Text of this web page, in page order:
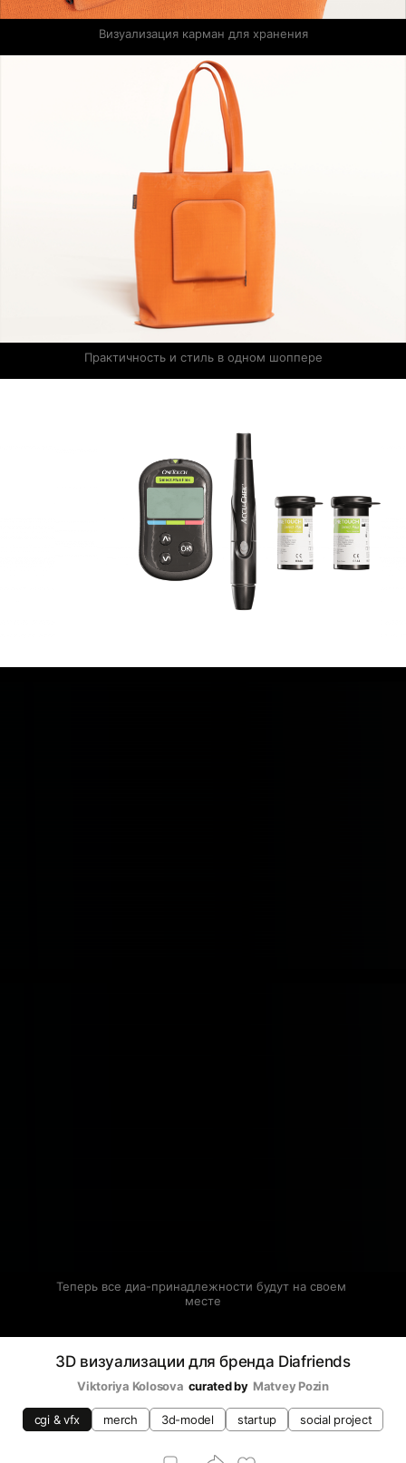
Визуализация карман для хранения
Практичность и стиль в одном шоппере
Теперь все диа-принадлежности будут на своем
месте
3D визуализации для бренда Diafriends
Viktoriya Kolosova curated by Matvey Pozin
cgi & vfx merch 3d-model startup social project